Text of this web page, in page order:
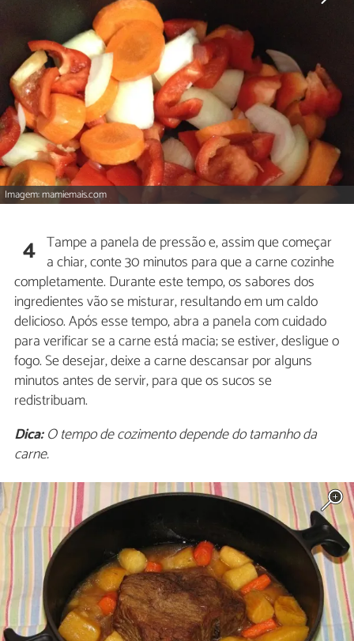
Imagem: mamiemais.com
4 Tampe a panela de pressão e, assim que começar
a chiar, conte 30 minutos para que a carne cozinhe
completamente. Durante este tempo, os sabores dos
ingredientes vão se misturar, resultando em um caldo
delicioso. Após esse tempo, abra a panela com cuidado
para verificar se a carne está macia; se estiver, desligue o
fogo. Se desejar, deixe a carne descansar por alguns
minutos antes de servir, para que os sucos se
redistribuam.
Dica:O tempo de cozimento depende do tamanho da
carne.